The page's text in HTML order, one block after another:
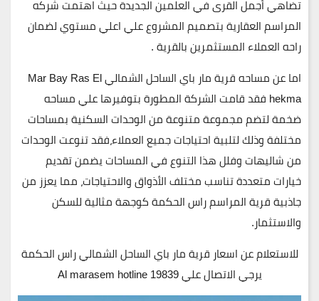
تضاهي أجمل القرى في العلمين الجديدة حيث اهتمت شركه
المراسم العقارية بتصميم المشروع علي اعلي مستوي لضمان
راحه العملاء المستثمرين بالقرية .
اما عن مساحه قرية مار باي الساحل الشمالي Mar Bay Ras El
hekma فقد قامت الشركة المطورة بتوفيرها علي مساحه
ضخمة لتضم مجموعة متنوعة من الوحدات السكنية بمساحات
مختلفة وذلك لتلبية احتياجات جميع العملاء،فقد تنوعت الوحدات
من شاليهات وفلل هذا التنوع في المساحات يضمن تقديم
خيارات متعددة تناسب مختلف الأذواق والاحتياجات، مما يعزز من
جاذبية قرية المراسم راس الحكمة كوجهة مثالية للسكن
والاستثمار.
للاستعلام عن اسعار قرية مار باي الساحل الشمالي راس الحكمة
يرجي الاتصال علي 19839 Al marasem hotline